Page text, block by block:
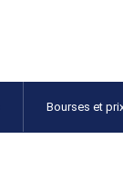
Bourses et